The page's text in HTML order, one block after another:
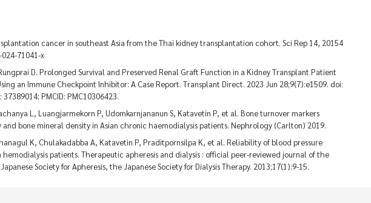
cancer in southeast Asia from the Thai kidney transplantation cohort. Sci Rep 14, 20154
71041-x
D. Prolonged Survival and Preserved Renal Graft Function in a Kidney Transplant Patient
an Immune Checkpoint Inhibitor: A Case Report. Transplant Direct. 2023 Jun 28;9(7):e1509. doi:
PMCID: PMC10306423.
L, Luangjarmekorn P, Udomkarnjananun S, Katavetin P, et al. Bone turnover markers
bone mineral density in Asian chronic haemodialysis patients. Nephrology (Carlton) 2019.
K, Chulakadabba A, Katavetin P, Praditpornsilpa K, et al. Reliability of blood pressure
patients. Therapeutic apheresis and dialysis : official peer-reviewed journal of the
Society for Apheresis, the Japanese Society for Dialysis Therapy. 2013;17(1):9-15.